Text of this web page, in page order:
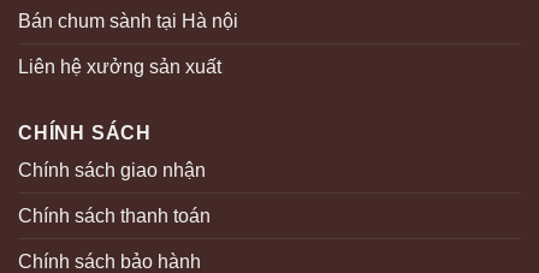
Bán chum sành tại Hà nội
Liên hệ xưởng sản xuất
CHÍNH SÁCH
Chính sách giao nhận
Chính sách thanh toán
Chính sách bảo hành